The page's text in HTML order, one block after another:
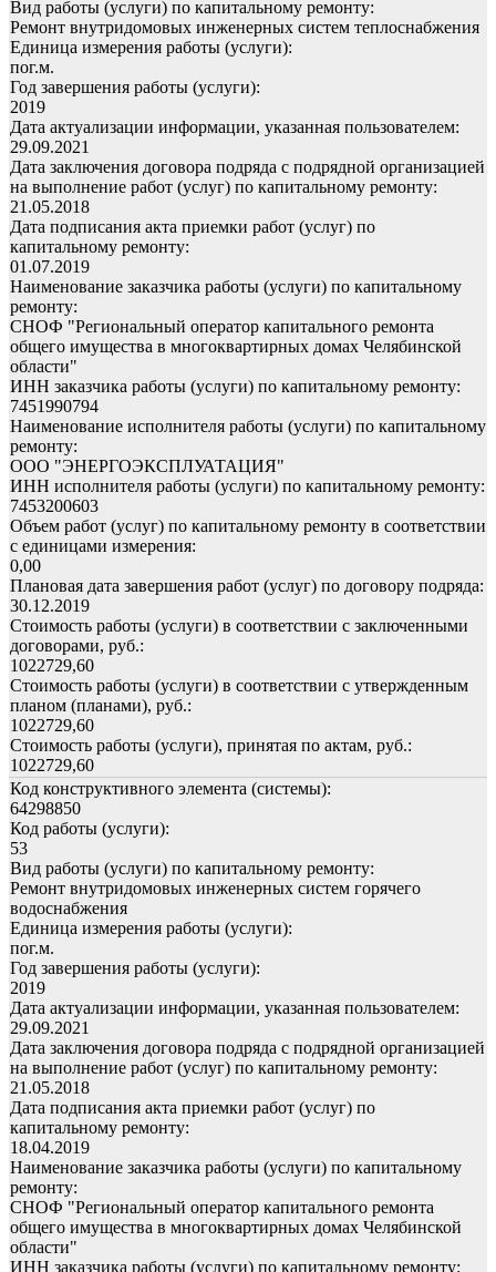
Вид работы (услуги) по капитальному ремонту:
Ремонт внутридомовых инженерных систем теплоснабжения
Единица измерения работы (услуги):
пог.м.
Год завершения работы (услуги):
2019
Дата актуализации информации, указанная пользователем:
29.09.2021
Дата заключения договора подряда с подрядной организацией
на выполнение работ (услуг) по капитальному ремонту:
21.05.2018
Дата подписания акта приемки работ (услуг) по
капитальному ремонту:
01.07.2019
Наименование заказчика работы (услуги) по капитальному
ремонту:
СНОФ "Региональный оператор капитального ремонта
общего имущества в многоквартирных домах Челябинской
области"
ИНН заказчика работы (услуги) по капитальному ремонту:
7451990794
Наименование исполнителя работы (услуги) по капитальному
ремонту:
ООО "ЭНЕРГОЭКСПЛУАТАЦИЯ"
ИНН исполнителя работы (услуги) по капитальному ремонту:
7453200603
Объем работ (услуг) по капитальному ремонту в соответствии
с единицами измерения:
0,00
Плановая дата завершения работ (услуг) по договору подряда:
30.12.2019
Стоимость работы (услуги) в соответствии с заключенными
договорами, руб.:
1022729,60
Стоимость работы (услуги) в соответствии с утвержденным
планом (планами), руб.:
1022729,60
Стоимость работы (услуги), принятая по актам, руб.:
1022729,60
Код конструктивного элемента (системы):
64298850
Код работы (услуги):
53
Вид работы (услуги) по капитальному ремонту:
Ремонт внутридомовых инженерных систем горячего
водоснабжения
Единица измерения работы (услуги):
пог.м.
Год завершения работы (услуги):
2019
Дата актуализации информации, указанная пользователем:
29.09.2021
Дата заключения договора подряда с подрядной организацией
на выполнение работ (услуг) по капитальному ремонту:
21.05.2018
Дата подписания акта приемки работ (услуг) по
капитальному ремонту:
18.04.2019
Наименование заказчика работы (услуги) по капитальному
ремонту:
СНОФ "Региональный оператор капитального ремонта
общего имущества в многоквартирных домах Челябинской
области"
ИНН заказчика работы (услуги) по капитальному ремонту: